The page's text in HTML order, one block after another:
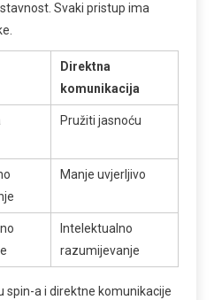
Svaki pristup ima
Direktna
komunikacija
Pružiti jasnoću
Manje uvjerljivo
Intelektualno
razumijevanje
spin-a i direktne komunikacije